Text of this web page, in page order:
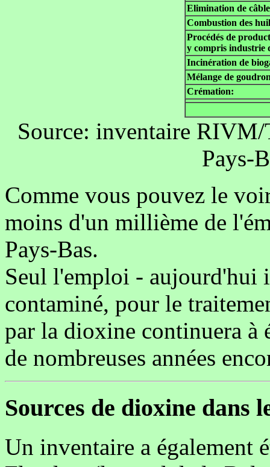
Elimination de
Combustion des
Procédés de
y compris industrie
Incinération de
Mélange de
Crémation:
Source: inventaire RIVM/
Pays-
Comme vous pouvez le
moins d'un millième de
Pays-Bas.
Seul l'emploi - aujourd'hui
contaminé, pour le
par la dioxine continuera à
de nombreuses années
Sources de dioxine dans
Un inventaire a également